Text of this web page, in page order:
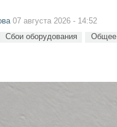
07 августа 2026 - 14:52
Сбои оборудования
Общее